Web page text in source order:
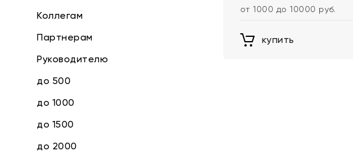
Коллегам
Партнерам
Руководителю
до 500
до 1000
до 1500
до 2000
от 1000 до 10000 руб.
купить